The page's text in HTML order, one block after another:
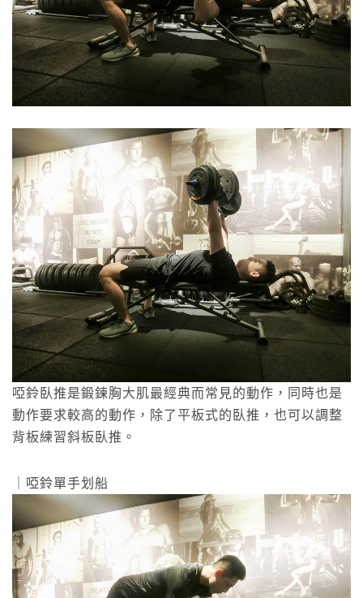
啞鈴臥推是鍛鍊胸大肌最經典而常見的動作，同時也是
動作要求較高的動作，除了平板式的臥推，也可以調整
背板練習斜板臥推。
｜啞鈴單手划船